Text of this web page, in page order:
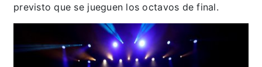
previsto que se jueguen los octavos de final.